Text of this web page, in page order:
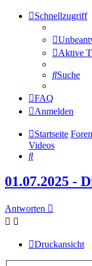
Schnellzugriff
Aktive
Suche
FAQ
Anmelden
Startseite
Videos
Suche
01.07.2025 -
Antworten
Druckansicht